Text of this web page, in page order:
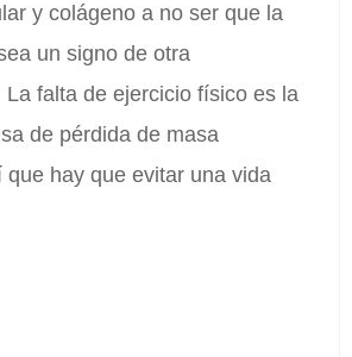
y colágeno a no ser que la
un signo de otra
La falta de ejercicio físico es la
de pérdida de masa
que hay que evitar una vida